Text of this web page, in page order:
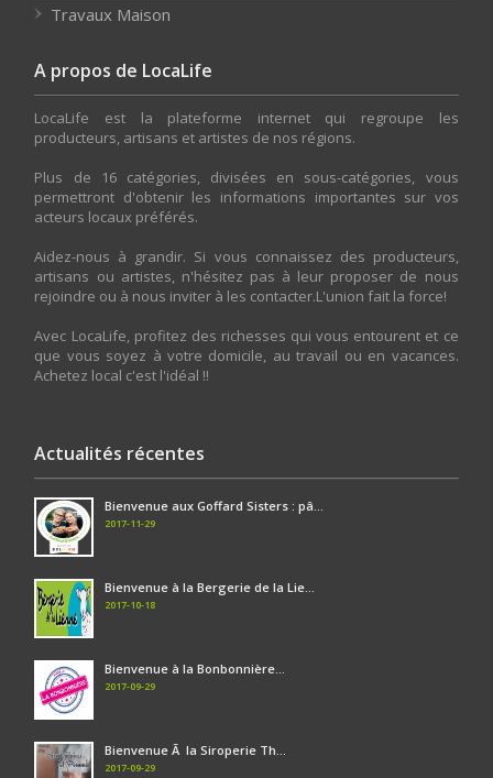
Travaux Maison
A propos de LocaLife
LocaLife est la plateforme internet qui regroupe les
producteurs, artisans et artistes de nos régions.
Plus de 16 catégories, divisées en sous-catégories, vous
permettront d'obtenir les informations importantes sur vos
acteurs locaux préférés.
Aidez-nous à grandir. Si vous connaissez des producteurs,
artisans ou artistes, n'hésitez pas à leur proposer de nous
rejoindre ou à nous inviter à les contacter.L'union fait la force!
Avec LocaLife, profitez des richesses qui vous entourent et ce
que vous soyez à votre domicile, au travail ou en vacances.
Achetez local c'est l'idéal !!
Actualités récentes
Bienvenue aux Goffard Sisters : pâ...
2017-11-29
Bienvenue à la Bergerie de la Lie...
2017-10-18
Bienvenue à la Bonbonnière...
2017-09-29
Bienvenue Ã la Siroperie Th...
2017-09-29